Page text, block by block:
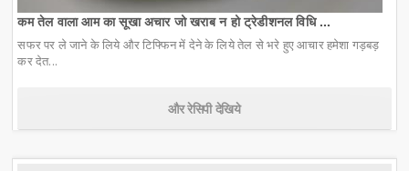
कम तेल वाला आम का सूखा अचार जो खराब न हो ट्रेडीशनल विधि ...
सफर पर ले जाने के लिये और टिफ्फिन में देने के लिये तेल से भरे हुए आचार हमेशा गड़बड़
कर देत...
और रेसिपी देखिये